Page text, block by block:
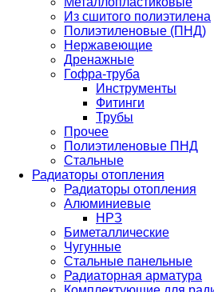
Из сшитого полиэтилена
Полиэтиленовые (ПНД)
Нержавеющие
Дренажные
Гофра-труба
Инструменты
Фитинги
Трубы
Прочее
Полиэтиленовые ПНД
Стальные
Радиаторы отопления
Радиаторы отопления
Алюминиевые
НРЗ
Биметаллические
Чугунные
Стальные панельные
Радиаторная арматура